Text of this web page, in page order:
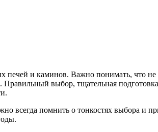
печей и каминов. Важно понимать, что
Правильный выбор, тщательная
всегда помнить о тонкостях выбора и